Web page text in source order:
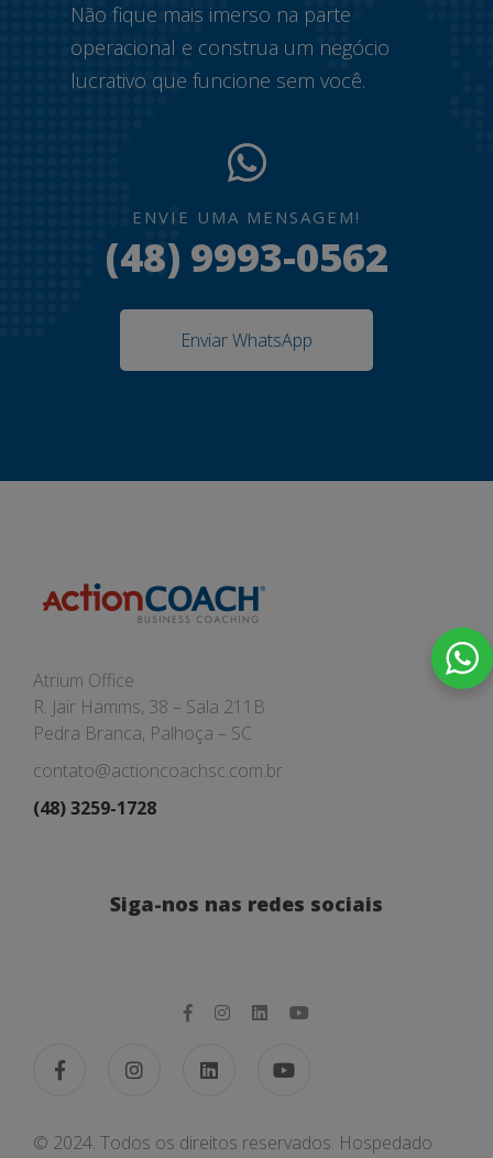
Não fique mais imerso na parte
operacional e construa um negócio
lucrativo que funcione sem você.
ENVIE UMA MENSAGEM!
(48) 9993-0562
Enviar WhatsApp
Atrium Office
R. Jair Hamms, 38 – Sala 211B
Pedra Branca, Palhoça – SC
contato@actioncoachsc.com.br
(48) 3259-1728
Siga-nos nas redes sociais
© 2024. Todos os direitos reservados. Hospedado